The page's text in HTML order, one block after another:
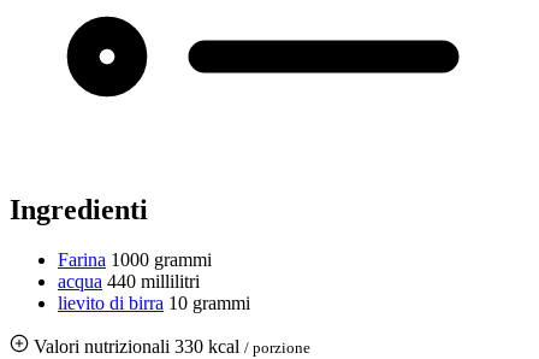
Ingredienti
Farina 1000 grammi
acqua 440 millilitri
lievito di birra 10 grammi
Valori nutrizionali 330 kcal / porzione